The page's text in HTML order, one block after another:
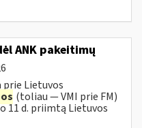
ANK pakeitimų
Lietuvos
(toliau — VMI prie FM)
11 d. priimtą Lietuvos